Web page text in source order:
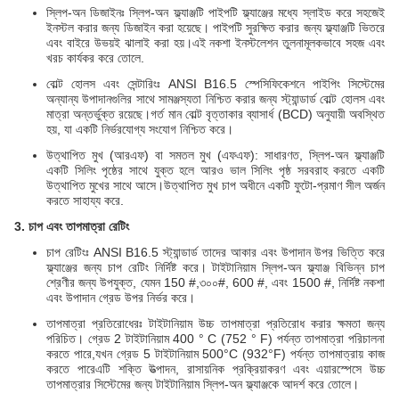
স্লিপ-অন ডিজাইনঃ স্লিপ-অন ফ্ল্যাঞ্জটি পাইপটি ফ্ল্যাঞ্জের মধ্যে স্লাইড করে সহজেই
ইনস্টল করার জন্য ডিজাইন করা হয়েছে। পাইপটি সুরক্ষিত করার জন্য ফ্ল্যাঞ্জটি ভিতরে
এবং বাইরে উভয়ই ঝালাই করা হয়।এই নকশা ইনস্টলেশন তুলনামূলকভাবে সহজ এবং
খরচ কার্যকর করে তোলে.
বোল্ট হোলস এবং সেন্টারিংঃ ANSI B16.5 স্পেসিফিকেশনে পাইপিং সিস্টেমের
অন্যান্য উপাদানগুলির সাথে সামঞ্জস্যতা নিশ্চিত করার জন্য স্ট্যান্ডার্ড বোল্ট হোলস এবং
মাত্রা অন্তর্ভুক্ত রয়েছে।গর্ত মান বোল্ট বৃত্তাকার ব্যাসার্ধ (BCD) অনুযায়ী অবস্থিত
হয়, যা একটি নির্ভরযোগ্য সংযোগ নিশ্চিত করে।
উত্থাপিত মুখ (আরএফ) বা সমতল মুখ (এফএফ): সাধারণত, স্লিপ-অন ফ্ল্যাঞ্জটি
একটি সিলিং পৃষ্ঠের সাথে যুক্ত হলে আরও ভাল সিলিং পৃষ্ঠ সরবরাহ করতে একটি
উত্থাপিত মুখের সাথে আসে।উত্থাপিত মুখ চাপ অধীনে একটি ফুটো-প্রমাণ সীল অর্জন
করতে সাহায্য করে.
3. চাপ এবং তাপমাত্রা রেটিং
চাপ রেটিংঃ ANSI B16.5 স্ট্যান্ডার্ড তাদের আকার এবং উপাদান উপর ভিত্তি করে
ফ্ল্যাঞ্জের জন্য চাপ রেটিং নির্দিষ্ট করে। টাইটানিয়াম স্লিপ-অন ফ্ল্যাঞ্জ বিভিন্ন চাপ
শ্রেণীর জন্য উপযুক্ত, যেমন 150 #,৩০০#, 600 #, এবং 1500 #, নির্দিষ্ট নকশা
এবং উপাদান গ্রেড উপর নির্ভর করে।
তাপমাত্রা প্রতিরোধেরঃ টাইটানিয়াম উচ্চ তাপমাত্রা প্রতিরোধ করার ক্ষমতা জন্য
পরিচিত। গ্রেড 2 টাইটানিয়াম 400 ° C (752 ° F) পর্যন্ত তাপমাত্রা পরিচালনা
করতে পারে,যখন গ্রেড 5 টাইটানিয়াম 500°C (932°F) পর্যন্ত তাপমাত্রায় কাজ
করতে পারেএটি শক্তি উত্পাদন, রাসায়নিক প্রক্রিয়াকরণ এবং এয়ারস্পেসে উচ্চ
তাপমাত্রার সিস্টেমের জন্য টাইটানিয়াম স্লিপ-অন ফ্ল্যাঞ্জকে আদর্শ করে তোলে।